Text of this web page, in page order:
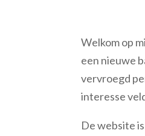
Welkom op
een nieuwe
vervroegd
interesse
De website